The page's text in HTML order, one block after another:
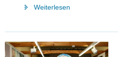
Weiterlesen
der